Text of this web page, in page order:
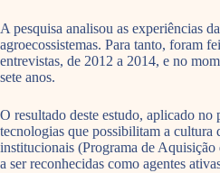
A pesquisa analisou as experiências
agroecossistemas. Para tanto, foram
entrevistas, de 2012 a 2014, e no
sete anos.
O resultado deste estudo, aplicado
tecnologias que possibilitam a cultura
institucionais (Programa de
a ser reconhecidas como agentes